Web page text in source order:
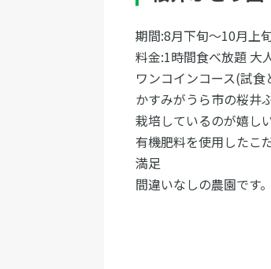
期間:8月下旬〜10月上
料金:1時間食べ放題 大
ワンコインコース(試
かすみがうら市の桜井
栽培しているのが嬉し
有機肥料を使用したこ
満足
間違いなしの農園です。